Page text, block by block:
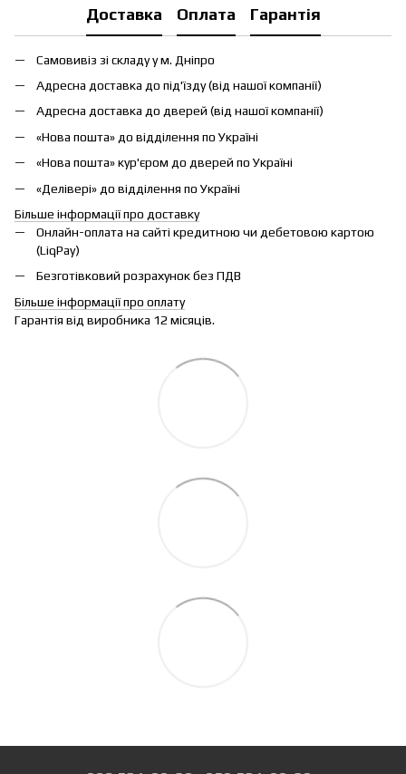
Доставка Оплата Гарантія
Самовивіз зі складу у м. Дніпро
Адресна доставка до під'їзду (від нашої компанії)
Адресна доставка до дверей (від нашої компанії)
«Нова пошта» до відділення по Україні
«Нова пошта» кур'єром до дверей по Україні
«Делівері» до відділення по Україні
Більше інформації про доставку
Онлайн-оплата на сайті кредитною чи дебетовою картою
(LiqPay)
Безготівковий розрахунок без ПДВ
Більше інформації про оплату
Гарантія від виробника 12 місяців.